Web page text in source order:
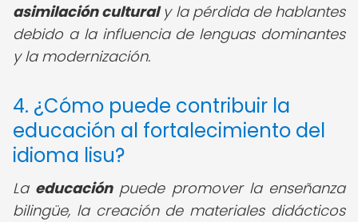
asimilación culturaly la pérdida de hablantes
debido a la influencia de lenguas dominantes
y la modernización.
4. ¿Cómo puede contribuir la
educación al fortalecimiento del
idioma lisu?
La educaciónpuede promover la enseñanza
bilingüe, la creación de materiales didácticos